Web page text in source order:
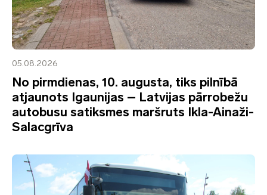
05.08.2026
No pirmdienas, 10. augusta, tiks pilnībā
atjaunots Igaunijas – Latvijas pārrobežu
autobusu satiksmes maršruts Ikla-Ainaži-
Salacgrīva